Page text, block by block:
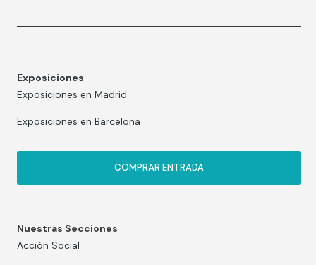
Exposiciones
Exposiciones en Madrid
Exposiciones en Barcelona
COMPRAR ENTRADA
Nuestras Secciones
Acción Social